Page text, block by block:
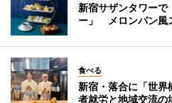
新宿サザンタワーで
ー」 メロンパン風
食べる
新宿・落合に「世
者就労と地域交流の